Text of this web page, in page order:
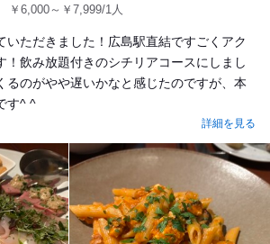
￥6,000～￥7,999/1人
いただきました！広島駅直結ですごくアク
！飲み放題付きのシチリアコースにしまし
るのがやや遅いかなと感じたのですが、本
す^ ^
詳細を見る